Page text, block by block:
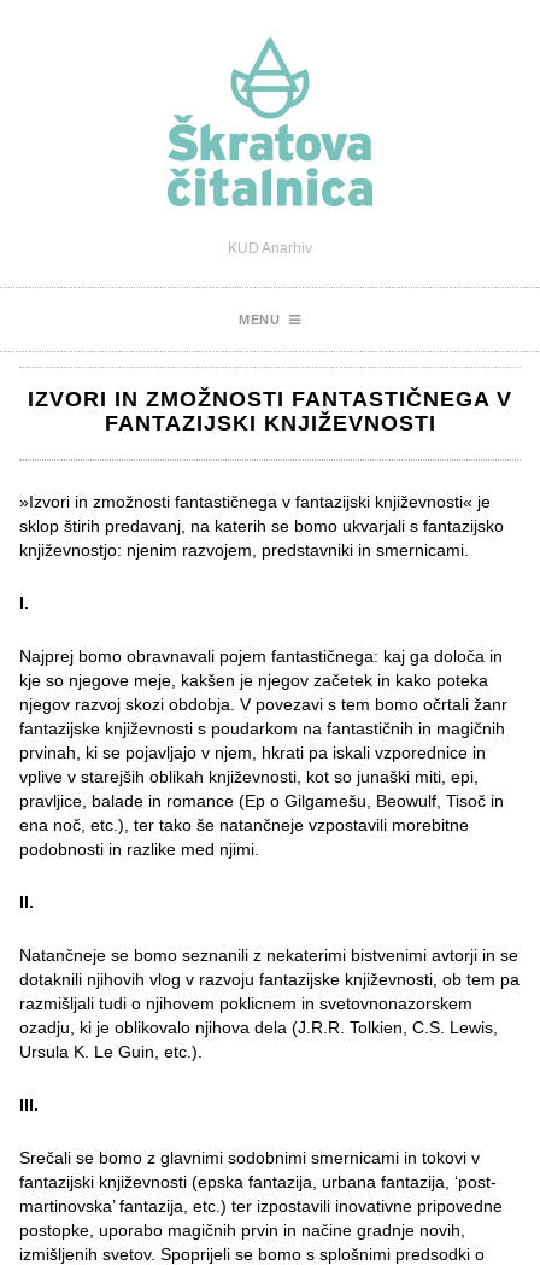
KUD Anarhiv
MENU
IZVORI IN ZMOŽNOSTI FANTASTIČNEGA V
FANTAZIJSKI KNJIŽEVNOSTI
»Izvori in zmožnosti fantastičnega v fantazijski književnosti« je
sklop štirih predavanj, na katerih se bomo ukvarjali s fantazijsko
književnostjo: njenim razvojem, predstavniki in smernicami.
I.
Najprej bomo obravnavali pojem fantastičnega: kaj ga določa in
kje so njegove meje, kakšen je njegov začetek in kako poteka
njegov razvoj skozi obdobja. V povezavi s tem bomo očrtali žanr
fantazijske književnosti s poudarkom na fantastičnih in magičnih
prvinah, ki se pojavljajo v njem, hkrati pa iskali vzporednice in
vplive v starejših oblikah književnosti, kot so junaški miti, epi,
pravljice, balade in romance (Ep o Gilgamešu, Beowulf, Tisoč in
ena noč, etc.), ter tako še natančneje vzpostavili morebitne
podobnosti in razlike med njimi.
II.
Natančneje se bomo seznanili z nekaterimi bistvenimi avtorji in se
dotaknili njihovih vlog v razvoju fantazijske književnosti, ob tem pa
razmišljali tudi o njihovem poklicnem in svetovnonazorskem
ozadju, ki je oblikovalo njihova dela (J.R.R. Tolkien, C.S. Lewis,
Ursula K. Le Guin, etc.).
III.
Srečali se bomo z glavnimi sodobnimi smernicami in tokovi v
fantazijski književnosti (epska fantazija, urbana fantazija, ‘post-
martinovska’ fantazija, etc.) ter izpostavili inovativne pripovedne
postopke, uporabo magičnih prvin in načine gradnje novih,
izmišljenih svetov. Spoprijeli se bomo s splošnimi predsodki o